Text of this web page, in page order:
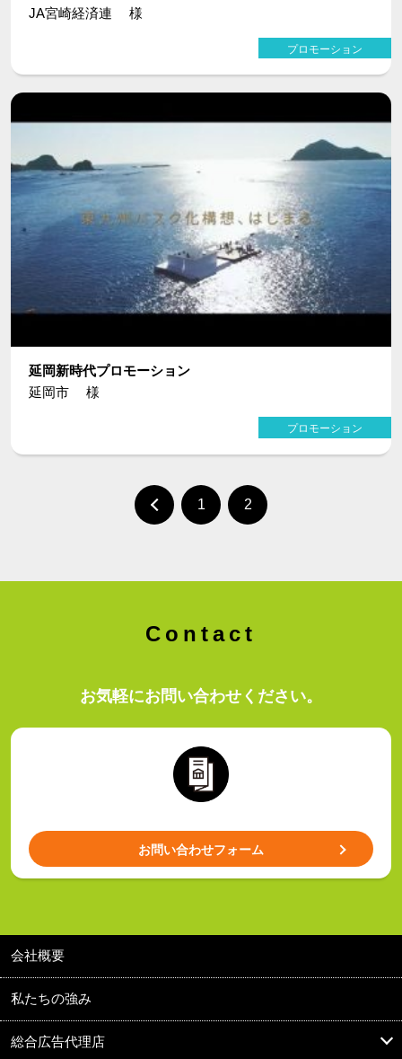
JA宮崎経済連 様
プロモーション
延岡新時代プロモーション
延岡市 様
プロモーション
1 2
Contact
お気軽にお問い合わせください。
お問い合わせフォーム
会社概要
私たちの強み
総合広告代理店